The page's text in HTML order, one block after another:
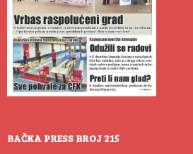
BAČKA PRESS BROJ 215